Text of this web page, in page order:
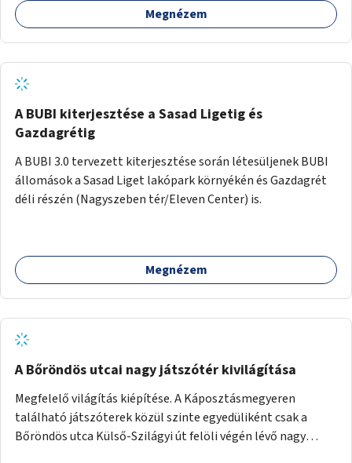
barátságosabbá és zöldebbé lehetne tenni a megállókat.
Megnézem
A BUBI kiterjesztése a Sasad Ligetig és
Gazdagrétig
A BUBI 3.0 tervezett kiterjesztése során létesüljenek BUBI
állomások a Sasad Liget lakópark környékén és Gazdagrét
déli részén (Nagyszeben tér/Eleven Center) is.
Megnézem
A Bőröndös utcai nagy játszótér kivilágítása
Megfelelő világítás kiépítése. A Káposztásmegyeren
található játszóterek közül szinte egyedüliként csak a
Bőröndös utca Külső-Szilágyi út felöli végén lévő nagy